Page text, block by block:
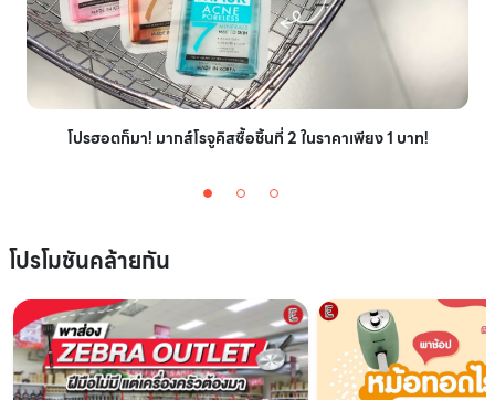
โปรฮอตก็มา! มากส์โรจูคิสซื้อชิ้นที่ 2 ในราคาเพียง 1 บาท!
โปรโมชันคล้ายกัน